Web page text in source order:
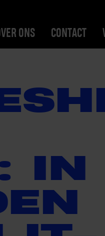
ONS CONTACT
IN